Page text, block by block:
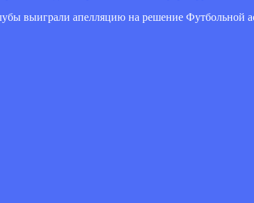
выиграли апелляцию на решение Футбольной